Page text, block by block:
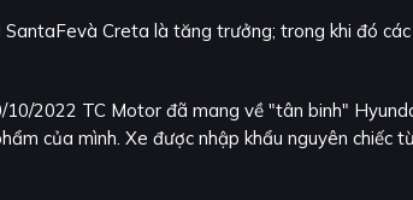
Creta là tăng trưởng; trong khi đó
2022 TC Motor đã mang về "tân binh"
của mình. Xe được nhập khẩu nguyên chiếc